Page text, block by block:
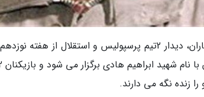
زنده نگه می دارند.